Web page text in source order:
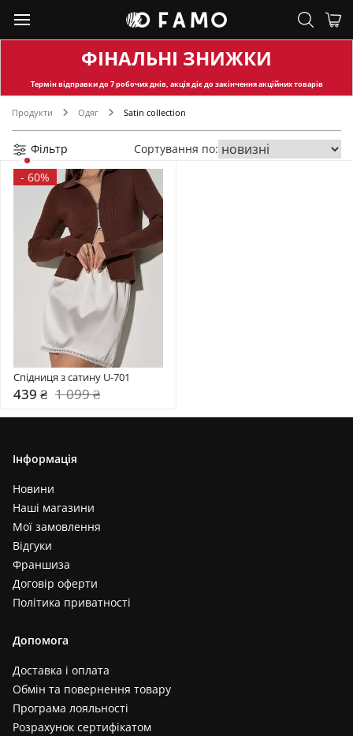
ФІНАЛЬНІ ЗНИЖКИ
Термін відправкидо 7 робочих днів, акція діє до закінчення акційних товарів
Продукти Одяг Satin collection
Фільтр
Сортування по:
- 60%
Спідниця з сатину U-701
439 ₴ 1 099 ₴
Інформація
Новини
Наші магазини
Мої замовлення
Відгуки
Франшиза
Договір оферти
Політика приватності
Допомога
Доставка і оплата
Обмін та повернення товару
Програма лояльності
Розрахунок сертифікатом